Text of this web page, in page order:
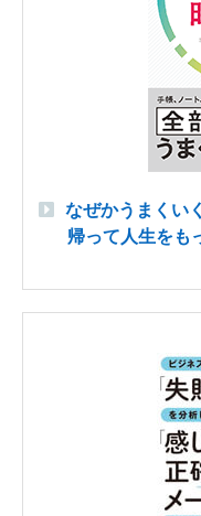
なぜかうまくい
帰って人生をも